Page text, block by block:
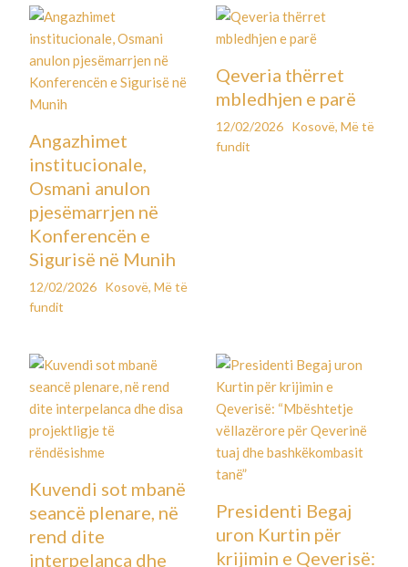
Angazhimet
institucionale,
Osmani anulon
pjesëmarrjen në
Konferencën e
Sigurisë në Munih
12/02/2026 Kosovë,Më të
fundit
Qeveria thërret
mbledhjen e parë
12/02/2026 Kosovë, Më të
fundit
Kuvendi sot mbanë
seancë plenare, në
rend dite
interpelanca dhe
Presidenti Begaj
uron Kurtin për
krijimin e Qeverisë: